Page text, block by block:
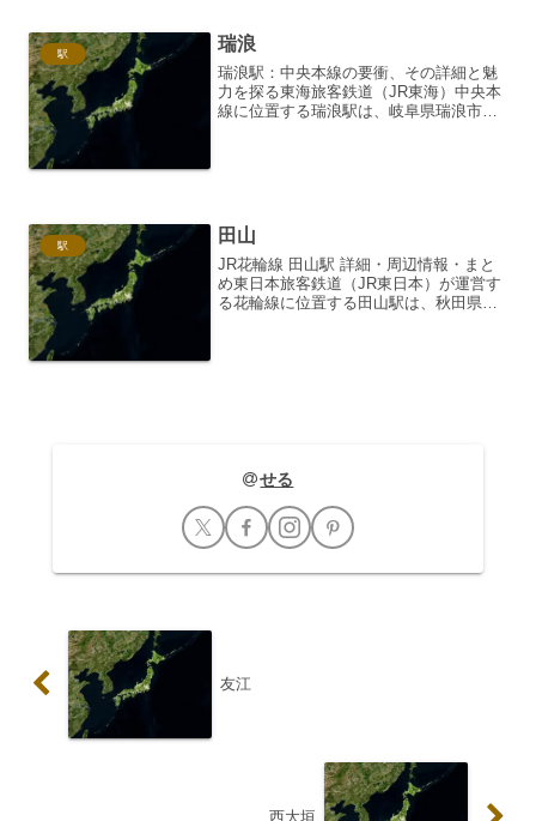
駅 瑞浪
瑞浪駅：中央本線の要衝、その詳細と魅
力を探る東海旅客鉄道（JR東海）中央本
線に位置する瑞浪駅は、岐阜県瑞浪市の
駅 田山
JR花輪線 田山駅 詳細・周辺情報・まと
め東日本旅客鉄道（JR東日本）が運営す
る花輪線に位置する田山駅は、秋田県北
せる
友江
西大垣